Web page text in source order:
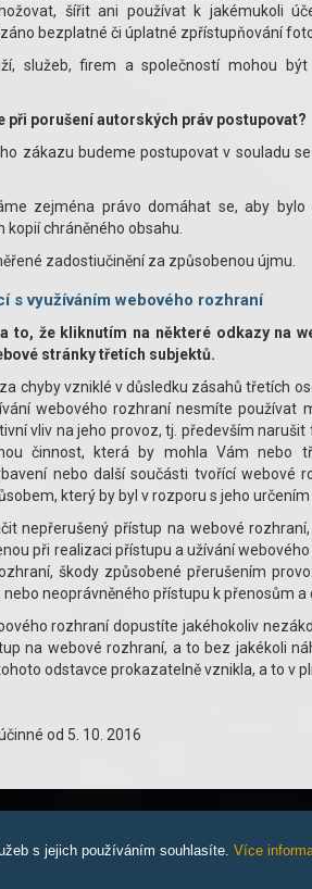
šířit ani používat k jakémukoli
bezplatné či úplatné zpřístupňování
služeb, firem a společností mohou
při porušení autorských práv postupovat?
zákazu budeme postupovat v souladu
zejména právo domáhat se, aby
chráněného obsahu.
zadostiučinění za způsobenou újmu.
s využíváním webového rozhraní
to, že kliknutím na některé odkazy na
stránky třetích subjektů.
vzniklé v důsledku zásahů třetích
webového rozhraní nesmíte používat
vliv na jeho provoz, tj. především
činnost, která by mohla Vám nebo
nebo další součásti tvořící webové
který by byl v rozporu s jeho určením
přístup na webové rozhraní,
při realizaci přístupu a užívání
škody způsobené přerušením
neoprávněného přístupu k přenosům a
rozhraní dopustíte jakéhokoliv
na webové rozhraní, a to bez jakékoli
odstavce prokazatelně vznikla, a to v
od 5. 10. 2016
s jejich používáním souhlasíte. Více